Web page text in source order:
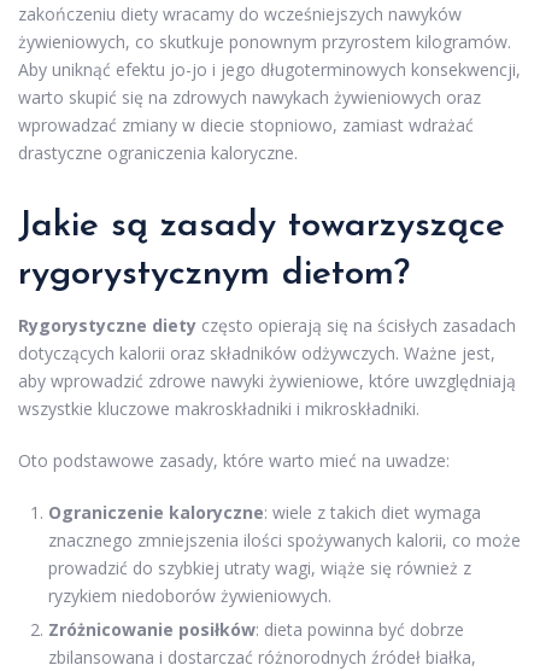
zakończeniu diety wracamy do wcześniejszych nawyków
żywieniowych, co skutkuje ponownym przyrostem kilogramów.
Aby uniknąć efektu jo-jo i jego długoterminowych konsekwencji,
warto skupić się na zdrowych nawykach żywieniowych oraz
wprowadzać zmiany w diecie stopniowo, zamiast wdrażać
drastyczne ograniczenia kaloryczne.
Jakie są zasady towarzyszące
rygorystycznym dietom?
Rygorystyczne diety często opierają się na ścisłych zasadach
dotyczących kalorii oraz składników odżywczych. Ważne jest,
aby wprowadzić zdrowe nawyki żywieniowe, które uwzględniają
wszystkie kluczowe makroskładniki i mikroskładniki.
Oto podstawowe zasady, które warto mieć na uwadze:
Ograniczenie kaloryczne: wiele z takich diet wymaga
znacznego zmniejszenia ilości spożywanych kalorii, co może
prowadzić do szybkiej utraty wagi, wiąże się również z
ryzykiem niedoborów żywieniowych.
Zróżnicowanie posiłków: dieta powinna być dobrze
zbilansowana i dostarczać różnorodnych źródeł białka,